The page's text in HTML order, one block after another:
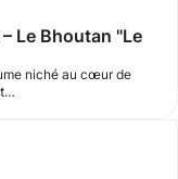
Le Bhoutan "Le
niché au cœur de